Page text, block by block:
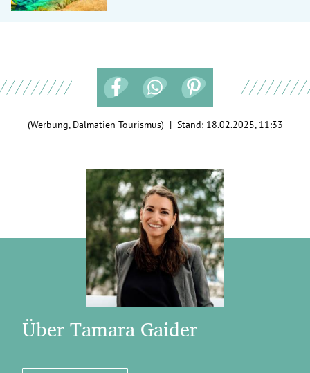
(Werbung, Dalmatien Tourismus) | Stand: 18.02.2025, 11:33
Über Tamara Gaider